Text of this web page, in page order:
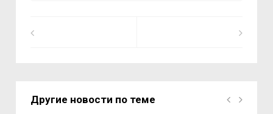
Другие новости по теме